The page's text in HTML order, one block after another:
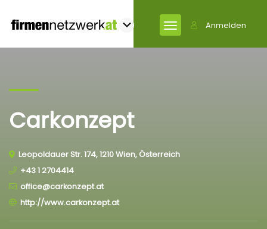
Anmelden
Carkonzept
Leopoldauer Str. 174, 1210 Wien, Österreich
+43 1 2704414
office@carkonzept.at
http://www.carkonzept.at